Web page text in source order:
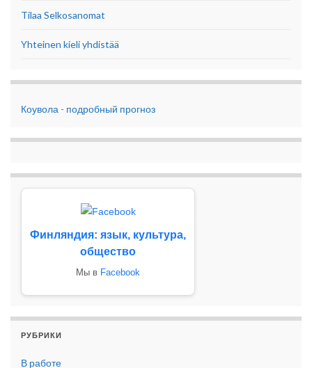
Tilaa Selkosanomat
Yhteinen kieli yhdistää
Коувола - подробный прогноз
Финляндия: язык, культура,
общество
Мы в Facebook
РУБРИКИ
В работе